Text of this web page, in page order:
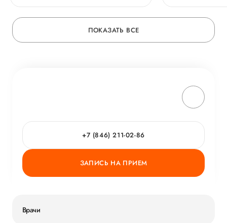
ПОКАЗАТЬ ВСЕ
+7 (846) 211-02-86
ЗАПИСЬ НА ПРИЕМ
Врачи